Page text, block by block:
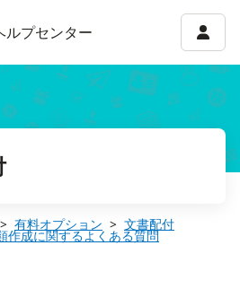
ルプセンター アカ
有料オプション 文書配付
作成に関するよくある質問